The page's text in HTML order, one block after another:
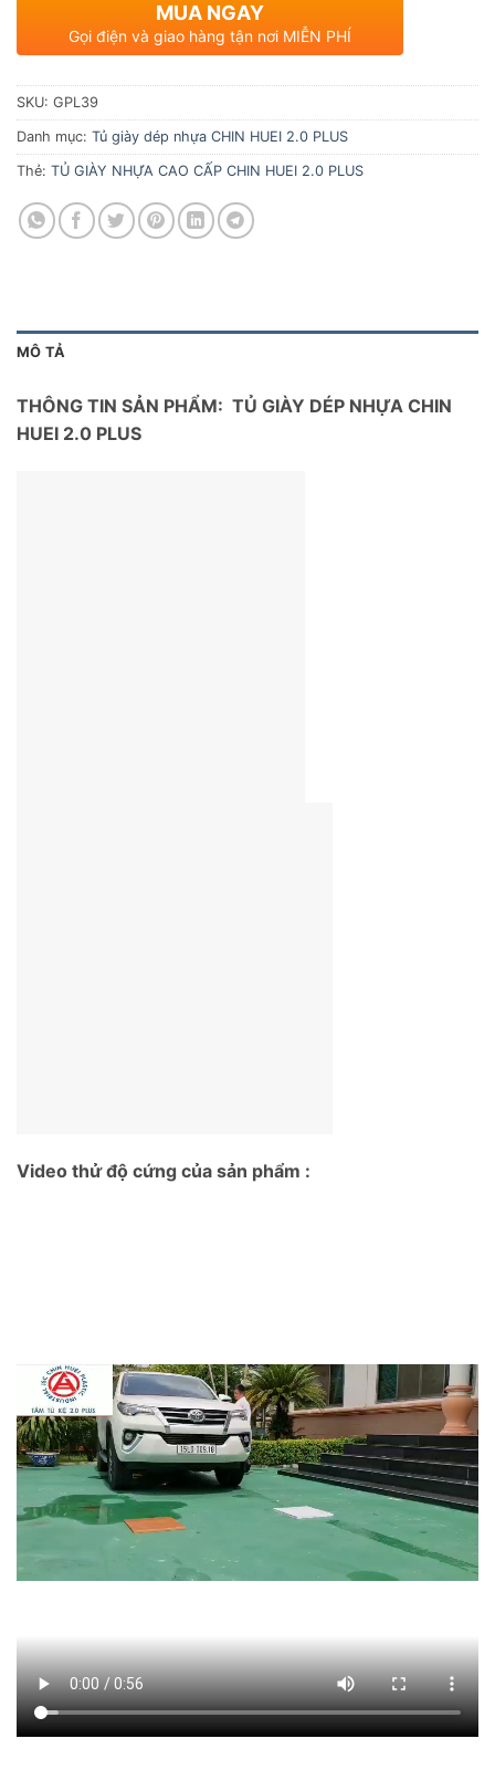
MUA NGAY
Gọi điện và giao hàng tận nơi MIỄN PHÍ
SKU: GPL39
Danh mục: Tủ giày dép nhựa CHIN HUEI 2.0 PLUS
Thẻ: TỦ GIÀY NHỰA CAO CẤP CHIN HUEI 2.0 PLUS
MÔ TẢ
THÔNG TIN SẢN PHẨM: TỦ GIÀY DÉP NHỰA CHIN
HUEI 2.0 PLUS
Video thử độ cứng của sản phẩm :